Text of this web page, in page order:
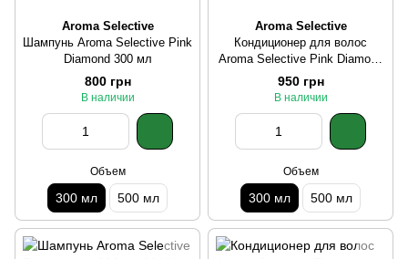
Aroma Selective
Шампунь Aroma Selective Pink
Diamond 300 мл
800 грн
В наличии
Объем
300 мл 500 мл
Aroma Selective
Кондиционер для волос
Aroma Selective Pink Diamond
300 мл
950 грн
В наличии
Объем
300 мл 500 мл